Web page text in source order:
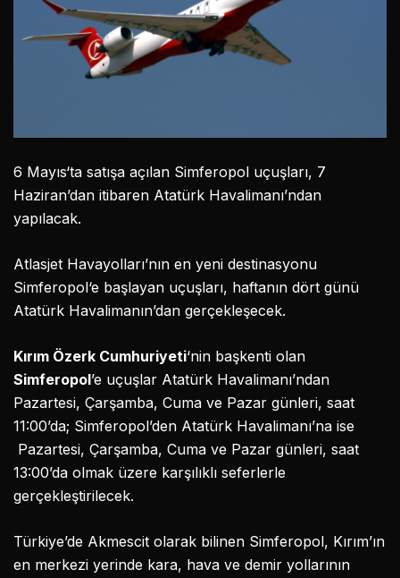
6 Mayıs‘ta satışa açılan Simferopol uçuşları, 7
Haziran’dan itibaren Atatürk Havalimanı’ndan
yapılacak.
Atlasjet Havayolları’nın en yeni destinasyonu
Simferopol‘e başlayan uçuşları, haftanın dört günü
Atatürk Havalimanın’dan gerçekleşecek.
Kırım Özerk Cumhuriyeti‘nin başkenti olan
Simferopol’e uçuşlar Atatürk Havalimanı’ndan
Pazartesi, Çarşamba, Cuma ve Pazar günleri, saat
11:00’da; Simferopol’den Atatürk Havalimanı’na ise
Pazartesi, Çarşamba, Cuma ve Pazar günleri, saat
13:00’da olmak üzere karşılıklı seferlerle
gerçekleştirilecek.
Türkiye’de Akmescit olarak bilinen Simferopol, Kırım’ın
en merkezi yerinde kara, hava ve demir yollarının